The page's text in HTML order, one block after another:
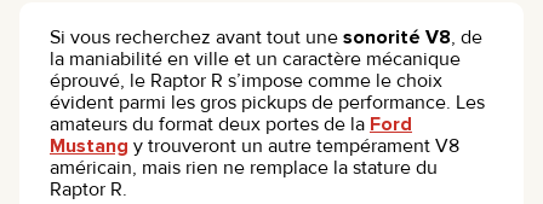
Si vous recherchez avant tout une sonorité V8, de
la maniabilité en ville et un caractère mécanique
éprouvé, le Raptor R s’impose comme le choix
évident parmi les gros pickups de performance. Les
amateurs du format deux portes de la Ford
Mustang y trouveront un autre tempérament V8
américain, mais rien ne remplace la stature du
Raptor R.